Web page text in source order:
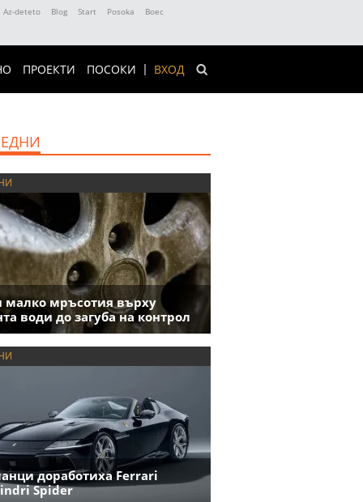
Az-deteto Blog Start Posoka
Boec
ВХОД
ПРОЕКТИ ПОСОКИ
малко мръсотия върху
води до загуба на контрол
доработиха Ferrari
Spider